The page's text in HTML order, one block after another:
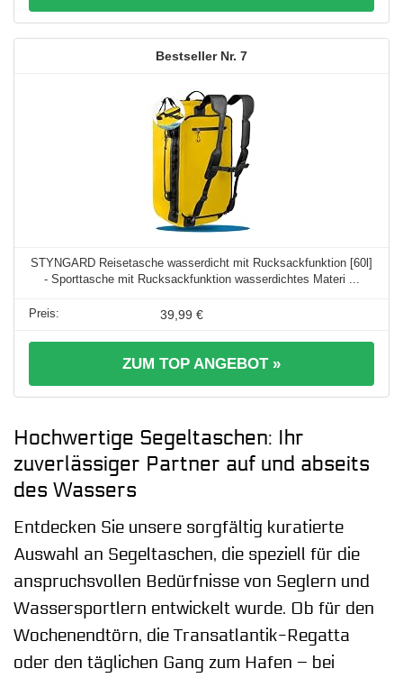
7
STYNGARD Reisetasche wasserdicht mit Rucksackfunktion [60l]
- Sporttasche mit Rucksackfunktion wasserdichtes Materi ...
39,99 €
ZUM TOP ANGEBOT »
Hochwertige Segeltaschen: Ihr
zuverlässiger Partner auf und abseits
des Wassers
Entdecken Sie unsere sorgfältig kuratierte
Auswahl an Segeltaschen, die speziell für die
anspruchsvollen Bedürfnisse von Seglern und
Wassersportlern entwickelt wurde. Ob für den
Wochenendtörn, die Transatlantik-Regatta
oder den täglichen Gang zum Hafen – bei